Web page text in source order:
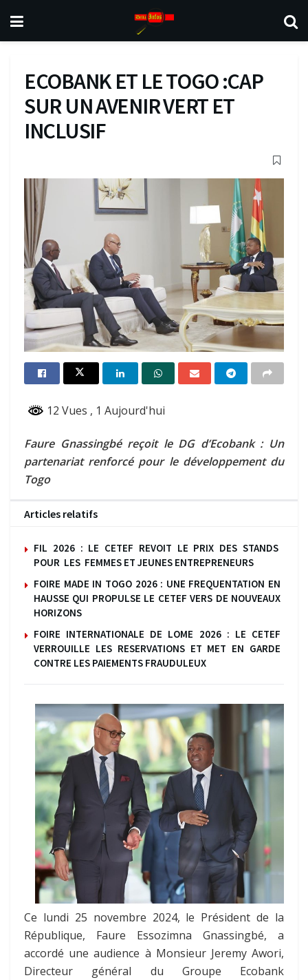
ECOBANK ET LE TOGO :CAP
SUR UN AVENIR VERT ET
INCLUSIF
12 Vues , 1 Aujourd'hui
Faure Gnassingbé reçoit le DG d’Ecobank : Un
partenariat renforcé pour le développement du
Togo
Articles relatifs
FIL 2026 : LE CETEF REVOIT LE PRIX DES STANDS
POUR LES FEMMES ET JEUNES ENTREPRENEURS
FOIRE MADE IN TOGO 2026 : UNE FREQUENTATION EN
HAUSSE QUI PROPULSE LE CETEF VERS DE NOUVEAUX
HORIZONS
FOIRE INTERNATIONALE DE LOME 2026 : LE CETEF
VERROUILLE LES RESERVATIONS ET MET EN GARDE
CONTRE LES PAIEMENTS FRAUDULEUX
Ce lundi 25 novembre 2024, le Président de la
République, Faure Essozimna Gnassingbé, a
accordé une audience à Monsieur Jeremy Awori,
Directeur général du Groupe Ecobank